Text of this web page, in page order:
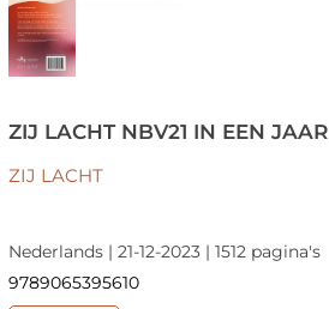
ZIJ LACHT NBV21 IN EEN JAAR
ZIJ LACHT
Nederlands | 21-12-2023 | 1512 pagina's
9789065395610